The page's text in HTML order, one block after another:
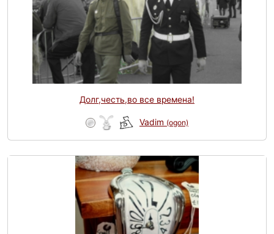
Долг,честь,во все времена!
Vadim (ogon)